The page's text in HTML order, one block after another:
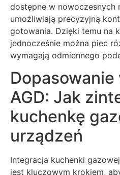
dostępne w nowoczesnych
umożliwiają precyzyjną
gotowania. Dzięki temu na
jednocześnie można piec
wymagają odmiennego
AGD: Jak
kuchenkę
urządzeń
Integracja kuchenki
jest kluczowym krokiem,